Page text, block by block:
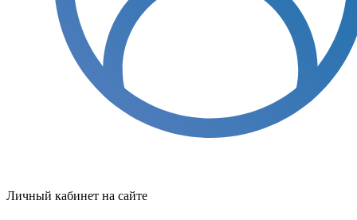
Личный кабинет на сайте